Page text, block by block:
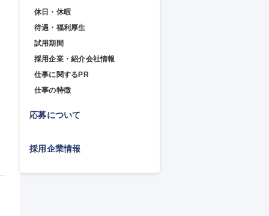
休日・休暇
待遇・福利厚生
試用期間
採用企業・紹介会社情報
仕事に関するPR
仕事の特徴
応募について
採用企業情報